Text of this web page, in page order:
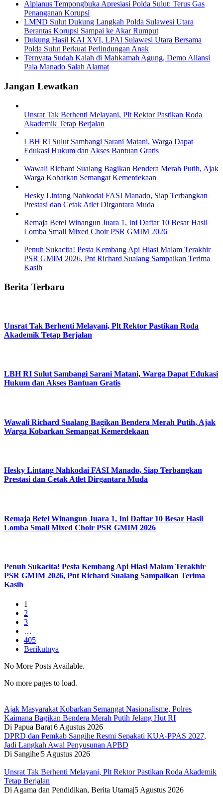
Alpianus Tempongbuka Apresiasi Polda Sulut: Terus Gas
Penanganan Korupsi
LMND Sulut Dukung Langkah Polda Sulawesi Utara
Berantas Korupsi Sampai ke Akar Rumput
Dukung Hasil KAI XVI, LPAI Sulawesi Utara Bersama
Polda Sulut Perkuat Perlindungan Anak
Ternyata Sudah Kalah di Mahkamah Agung, Demo Aliansi
Pala Manado Salah Alamat
Jangan Lewatkan
Unsrat Tak Berhenti Melayani, Plt Rektor Pastikan Roda
Akademik Tetap Berjalan
LBH RI Sulut Sambangi Sarani Matani, Warga Dapat
Edukasi Hukum dan Akses Bantuan Gratis
Wawali Richard Sualang Bagikan Bendera Merah Putih, Ajak
Warga Kobarkan Semangat Kemerdekaan
Hesky Lintang Nahkodai FASI Manado, Siap Terbangkan
Prestasi dan Cetak Atlet Dirgantara Muda
Remaja Betel Winangun Juara 1, Ini Daftar 10 Besar Hasil
Lomba Small Mixed Choir PSR GMIM 2026
Penuh Sukacita! Pesta Kembang Api Hiasi Malam Terakhir
PSR GMIM 2026, Pnt Richard Sualang Sampaikan Terima
Kasih
Berita Terbaru
Unsrat Tak Berhenti Melayani, Plt Rektor Pastikan Roda
Akademik Tetap Berjalan
LBH RI Sulut Sambangi Sarani Matani, Warga Dapat Edukasi
Hukum dan Akses Bantuan Gratis
Wawali Richard Sualang Bagikan Bendera Merah Putih, Ajak
Warga Kobarkan Semangat Kemerdekaan
Hesky Lintang Nahkodai FASI Manado, Siap Terbangkan
Prestasi dan Cetak Atlet Dirgantara Muda
Remaja Betel Winangun Juara 1, Ini Daftar 10 Besar Hasil
Lomba Small Mixed Choir PSR GMIM 2026
Penuh Sukacita! Pesta Kembang Api Hiasi Malam Terakhir
PSR GMIM 2026, Pnt Richard Sualang Sampaikan Terima
Kasih
1
2
3
…
405
Berikutnya
No More Posts Available.
No more pages to load.
Ajak Masyarakat Kobarkan Semangat Nasionalisme, Polres
Kaimana Bagikan Bendera Merah Putih Jelang Hut RI
Di Papua Barat|6 Agustus 2026
DPRD dan Pemkab Sangihe Resmi Sepakati KUA-PPAS 2027,
Jadi Langkah Awal Penyusunan APBD
Di Sangihe 5 Agustus 2026
Unsrat Tak Berhenti Melayani, Plt Rektor Pastikan Roda Akademik
Tetap Berjalan
Di Agama dan Pendidikan, Berita Utama 5 Agustus 2026